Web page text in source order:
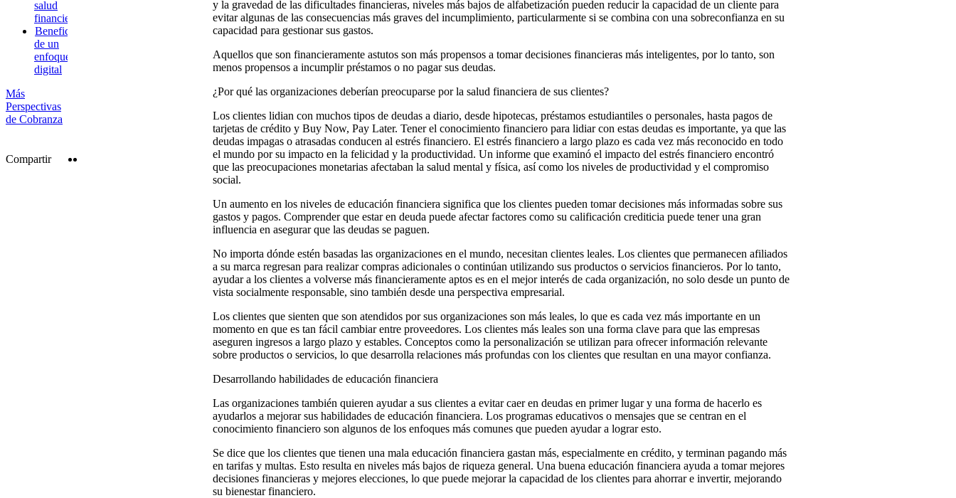
y la gravedad de las dificultades financieras, niveles más bajos de alfabetización pueden reducir la capacidad de un cliente para
evitar algunas de las consecuencias más graves del incumplimiento, particularmente si se combina con una sobreconfianza en su
capacidad para gestionar sus gastos.
Aquellos que son financieramente astutos son más propensos a tomar decisiones financieras más inteligentes, por lo tanto, son
menos propensos a incumplir préstamos o no pagar sus deudas.
¿Por qué las organizaciones deberían preocuparse por la salud financiera de sus clientes?
Los clientes lidian con muchos tipos de deudas a diario, desde hipotecas, préstamos estudiantiles o personales, hasta pagos de
tarjetas de crédito y Buy Now, Pay Later. Tener el conocimiento financiero para lidiar con estas deudas es importante, ya que las
deudas impagas o atrasadas conducen al estrés financiero. El estrés financiero a largo plazo es cada vez más reconocido en todo
el mundo por su impacto en la felicidad y la productividad. Un informe que examinó el impacto del estrés financiero encontró
que las preocupaciones monetarias afectaban la salud mental y física, así como los niveles de productividad y el compromiso
social.
Un aumento en los niveles de educación financiera significa que los clientes pueden tomar decisiones más informadas sobre sus
gastos y pagos. Comprender que estar en deuda puede afectar factores como su calificación crediticia puede tener una gran
influencia en asegurar que las deudas se paguen.
No importa dónde estén basadas las organizaciones en el mundo, necesitan clientes leales. Los clientes que permanecen afiliados
a su marca regresan para realizar compras adicionales o continúan utilizando sus productos o servicios financieros. Por lo tanto,
ayudar a los clientes a volverse más financieramente aptos es en el mejor interés de cada organización, no solo desde un punto de
vista socialmente responsable, sino también desde una perspectiva empresarial.
Los clientes que sienten que son atendidos por sus organizaciones son más leales, lo que es cada vez más importante en un
momento en que es tan fácil cambiar entre proveedores. Los clientes más leales son una forma clave para que las empresas
aseguren ingresos a largo plazo y estables. Conceptos como la personalización se utilizan para ofrecer información relevante
sobre productos o servicios, lo que desarrolla relaciones más profundas con los clientes que resultan en una mayor confianza.
Desarrollando habilidades de educación financiera
Las organizaciones también quieren ayudar a sus clientes a evitar caer en deudas en primer lugar y una forma de hacerlo es
ayudarlos a mejorar sus habilidades de educación financiera. Los programas educativos o mensajes que se centran en el
conocimiento financiero son algunos de los enfoques más comunes que pueden ayudar a lograr esto.
Se dice que los clientes que tienen una mala educación financiera gastan más, especialmente en crédito, y terminan pagando más
en tarifas y multas. Esto resulta en niveles más bajos de riqueza general. Una buena educación financiera ayuda a tomar mejores
decisiones financieras y mejores elecciones, lo que puede mejorar la capacidad de los clientes para ahorrar e invertir, mejorando
su bienestar financiero.
salud
financiera
Beneficios
de un
enfoque
digital
Más
Perspectivas
de Cobranza
Compartir